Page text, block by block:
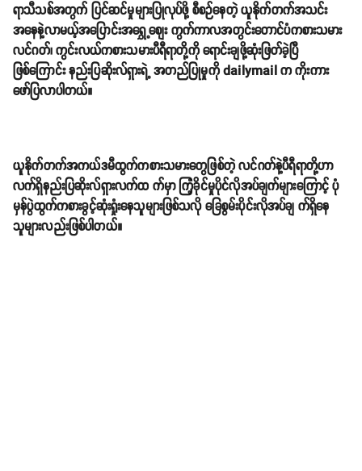
ရာသီသစ်အတွက် ပြင်ဆင်မှုများပြုလုပ်ဖို့ စီစဉ်နေတဲ့ ယူနိုက်တက်အသင်း
အနေနဲ့လာမယ့်အပြောင်းအရွှေ့စျေး ကွက်ကာလအတွင်းတောင်ပံကစားသမား
လင်ဂတ်၊ ကွင်းလယ်ကစားသမားပီရီရာတို့ကို ရောင်းချဖို့ဆုံးဖြတ်ခဲ့ပြီ
ဖြစ်ကြောင်း နည်းပြဆိုးလ်ရှားရဲ့ အတည်ပြုမှုကို dailymail က ကိုးကား
ဖော်ပြလာပါတယ်။
ယူနိုက်တက်အကယ်ဒမီထွက်ကစားသမားတွေဖြစ်တဲ့ လင်ဂတ်နဲ့ပီရီရာတို့ဟာ
လက်ရှိနည်းပြဆိုးလ်ရှားလက်ထ က်မှာ ကြံ့ခိုင်မှုပိုင်လိုအပ်ချက်များကြောင့် ပုံ
မှန်ပွဲထွက်ကစားခွင့်ဆုံးရှုံးနေသူများဖြစ်သလို ခြေစွမ်းပိုင်းလိုအပ်ချ က်ရှိနေ
သူများလည်းဖြစ်ပါတယ်။